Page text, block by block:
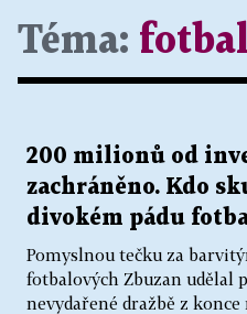
Téma: fotbal
200 milionů od
zachráněno. Kdo
divokém pádu
Pomyslnou tečku za
fotbalových Zbuzan udělal
nevydařené dražbě z